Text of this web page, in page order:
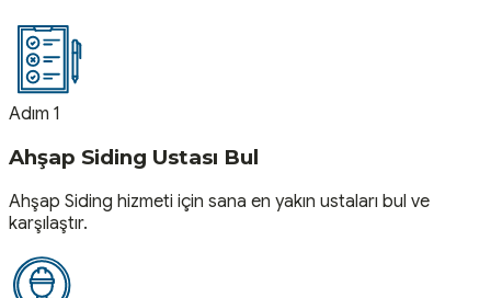
Adım 1
Ahşap Siding Ustası Bul
Ahşap Siding hizmeti için sana en yakın ustaları bul ve
karşılaştır.